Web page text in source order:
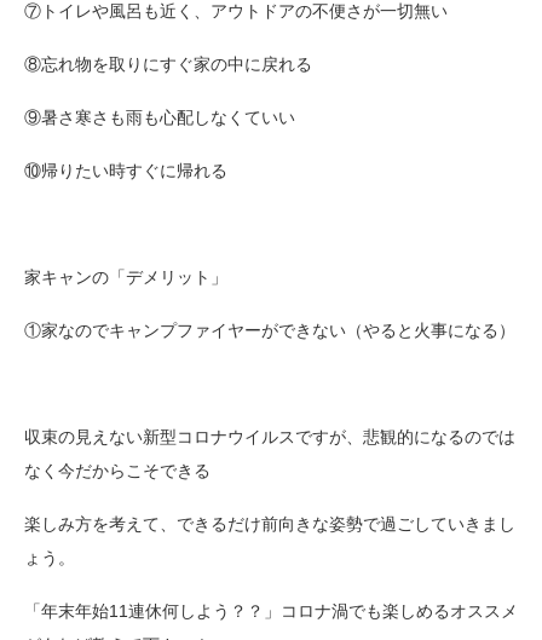
⑦トイレや風呂も近く、アウトドアの不便さが一切無い
⑧忘れ物を取りにすぐ家の中に戻れる
⑨暑さ寒さも雨も心配しなくていい
⑩帰りたい時すぐに帰れる
家キャンの「デメリット」
①家なのでキャンプファイヤーができない（やると火事になる）
収束の見えない新型コロナウイルスですが、悲観的になるのでは
なく今だからこそできる
楽しみ方を考えて、できるだけ前向きな姿勢で過ごしていきまし
ょう。
「年末年始11連休何しよう？？」コロナ渦でも楽しめるオススメ